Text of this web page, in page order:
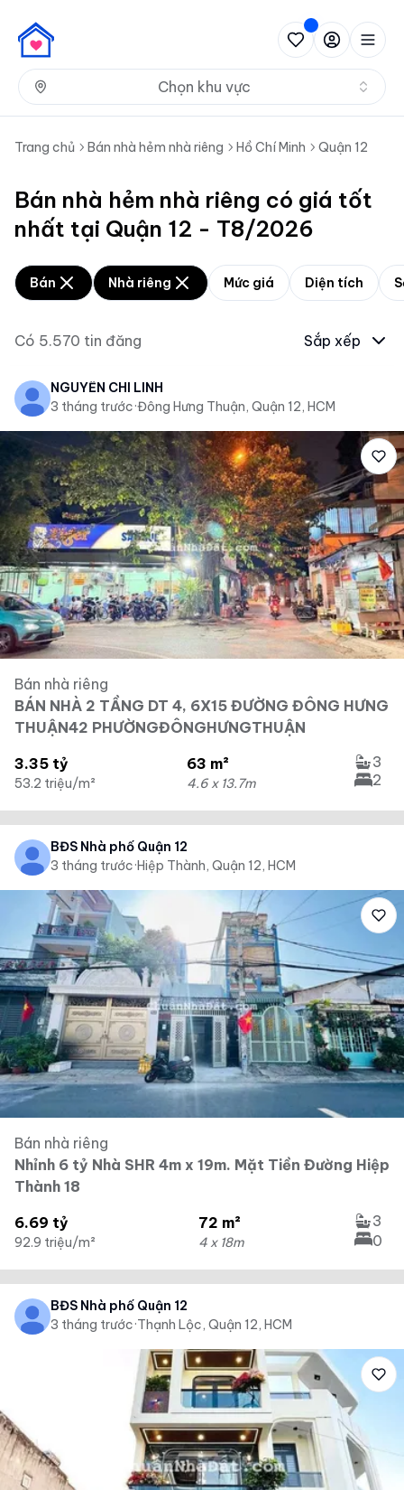
Chọn khu vực
Trang chủ Bán nhà hẻm nhà riêng Hồ Chí Minh Quận 12
Bán nhà hẻm nhà riêng có giá tốt
nhất tại Quận 12 - T8/2026
Bán Nhà riêng Mức giá Diện tích
Có 5.570 tin đăng Sắp xếp
NGUYỄN CHÍ LINH
3 tháng trước·Đông Hưng Thuận, Quận 12, HCM
Bán nhà riêng
BÁN NHÀ 2 TẦNG DT 4, 6X15 ĐƯỜNG ĐÔNG HƯNG
THUẬN42 PHƯỜNGĐÔNGHƯNGTHUẬN
3.35 tỷ
53.2 triệu/m²
63 m²
4.6 x 13.7m
3
2
BĐS Nhà phố Quận 12
3 tháng trước·Hiệp Thành, Quận 12, HCM
Bán nhà riêng
Nhỉnh 6 tỷ Nhà SHR 4m x 19m. Mặt Tiền Đường Hiệp
Thành 18
6.69 tỷ
92.9 triệu/m²
72 m²
4 x 18m
3
0
BĐS Nhà phố Quận 12
3 tháng trước·Thạnh Lộc, Quận 12, HCM